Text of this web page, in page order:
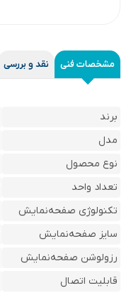
مشخصات فنی نقد و بررسی
برند
مدل
نوع محصول
تعداد واحد
تکنولوژی صفحه‌نمایش
سایز صفحه‌نمایش
رزولوشن صفحه‌نمایش
قابلیت اتصال